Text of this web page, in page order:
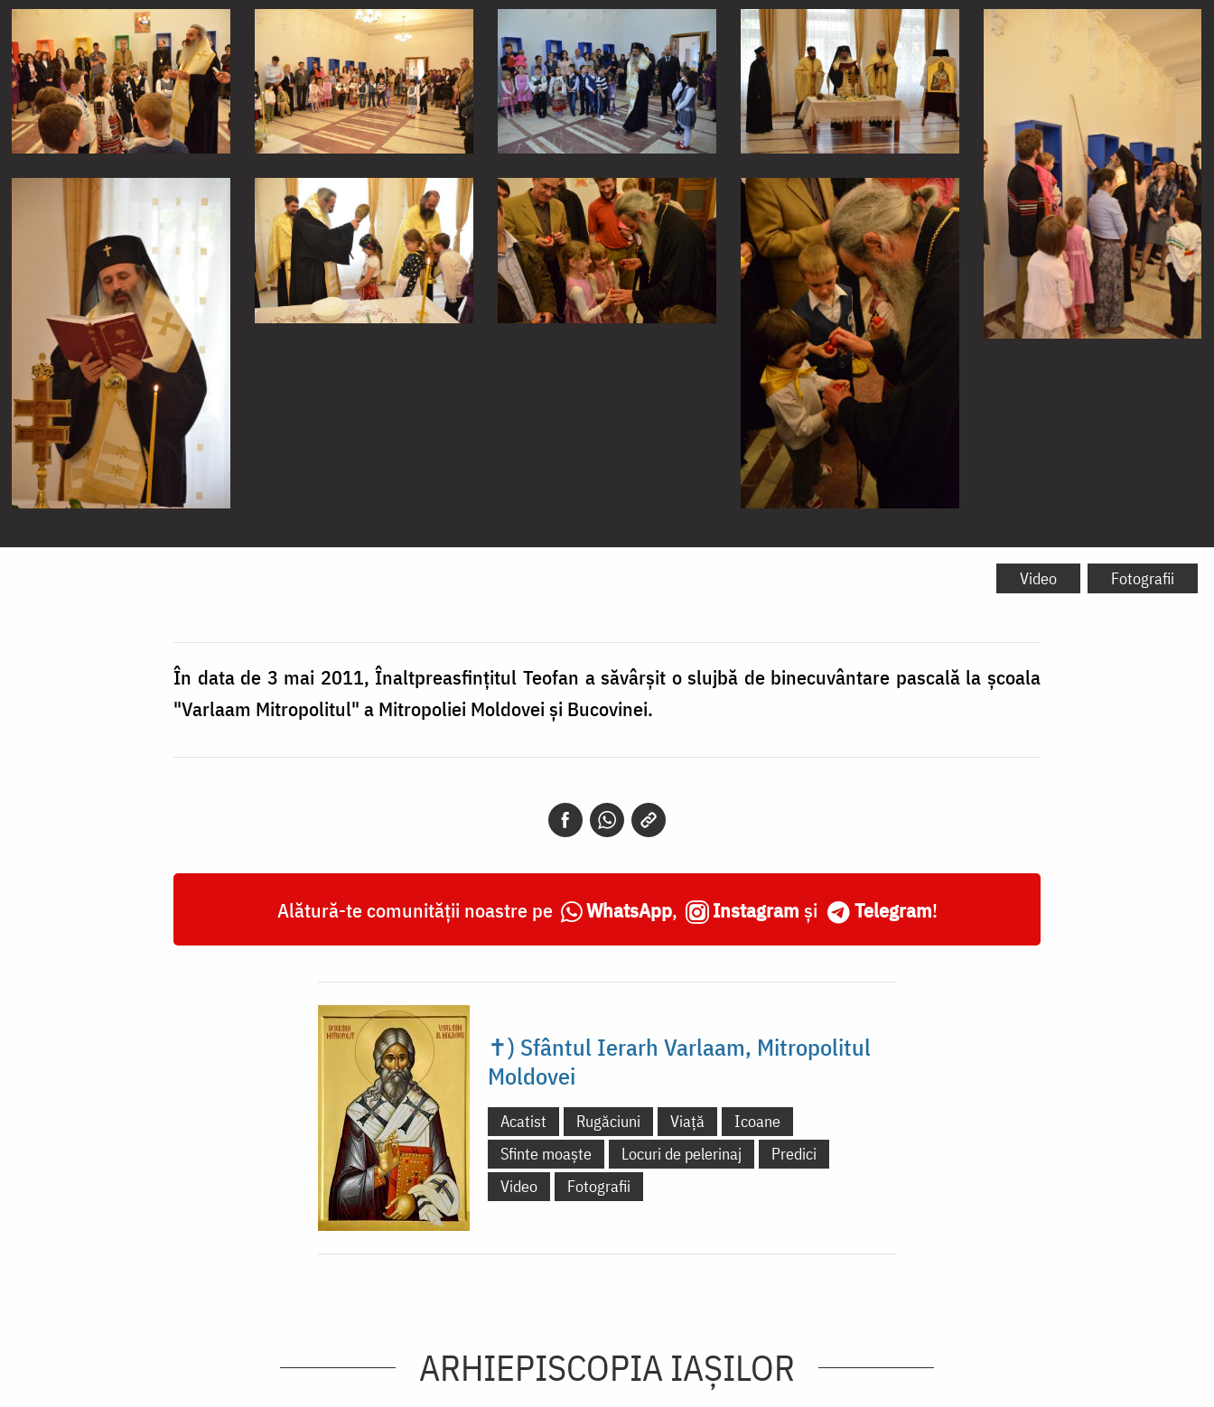
Video Fotografii
În data de 3 mai 2011, Înaltpreasfinţitul Teofan a săvârşit o slujbă de binecuvântare pascală la şcoala
"Varlaam Mitropolitul" a Mitropoliei Moldovei şi Bucovinei.
Alătură-te comunității noastre pe WhatsApp, Instagram și Telegram!
✝) Sfântul Ierarh Varlaam, Mitropolitul
Moldovei
Acatist Rugăciuni Viață
Icoane
Sfinte moaște
Locuri de pelerinaj
Predici
Video
Fotografii
ARHIEPISCOPIA IAŞILOR